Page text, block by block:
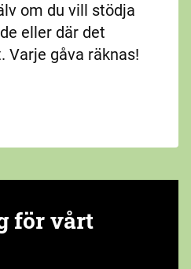
om du vill stödja
eller där det
Varje gåva räknas!
för vårt